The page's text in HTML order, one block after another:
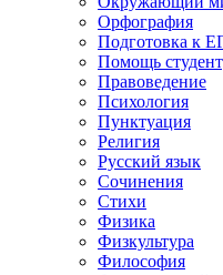
Орфография
Подготовка к
Помощь
Правоведение
Психология
Пунктуация
Религия
Русский язык
Сочинения
Стихи
Физика
Физкультура
Философия